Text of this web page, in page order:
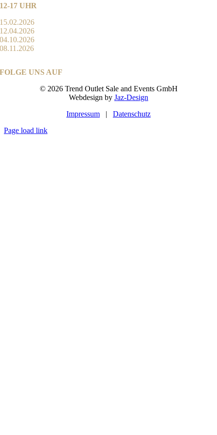
12-17 UHR
15.02.2026
12.04.2026
04.10.2026
08.11.2026
FOLGE UNS AUF
© 2026 Trend Outlet Sale and Events GmbH
Webdesign by Jaz-Design
Impressum | Datenschutz
Page load link